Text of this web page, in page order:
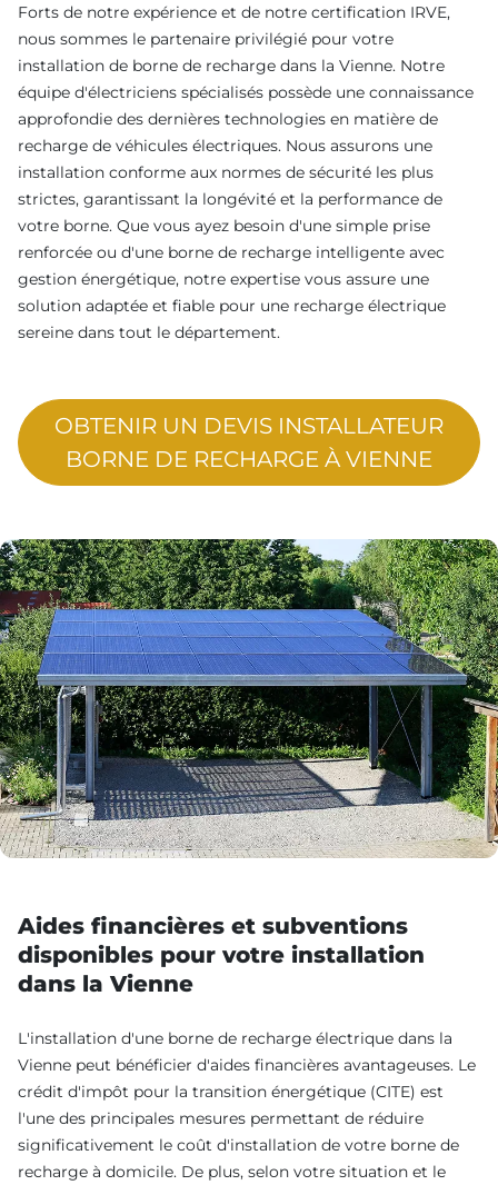
Forts de notre expérience et de notre certification IRVE,
nous sommes le partenaire privilégié pour votre
installation de borne de recharge dans la Vienne. Notre
équipe d'électriciens spécialisés possède une connaissance
approfondie des dernières technologies en matière de
recharge de véhicules électriques. Nous assurons une
installation conforme aux normes de sécurité les plus
strictes, garantissant la longévité et la performance de
votre borne. Que vous ayez besoin d'une simple prise
renforcée ou d'une borne de recharge intelligente avec
gestion énergétique, notre expertise vous assure une
solution adaptée et fiable pour une recharge électrique
sereine dans tout le département.
OBTENIR UN DEVIS INSTALLATEUR
BORNE DE RECHARGE À VIENNE
Aides financières et subventions
disponibles pour votre installation
dans la Vienne
L'installation d'une borne de recharge électrique dans la
Vienne peut bénéficier d'aides financières avantageuses. Le
crédit d'impôt pour la transition énergétique (CITE) est
l'une des principales mesures permettant de réduire
significativement le coût d'installation de votre borne de
recharge à domicile. De plus, selon votre situation et le